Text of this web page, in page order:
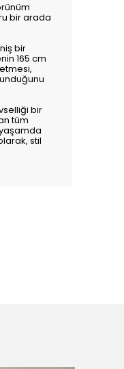
bir arada
bir
165 cm
bir
tüm
stil